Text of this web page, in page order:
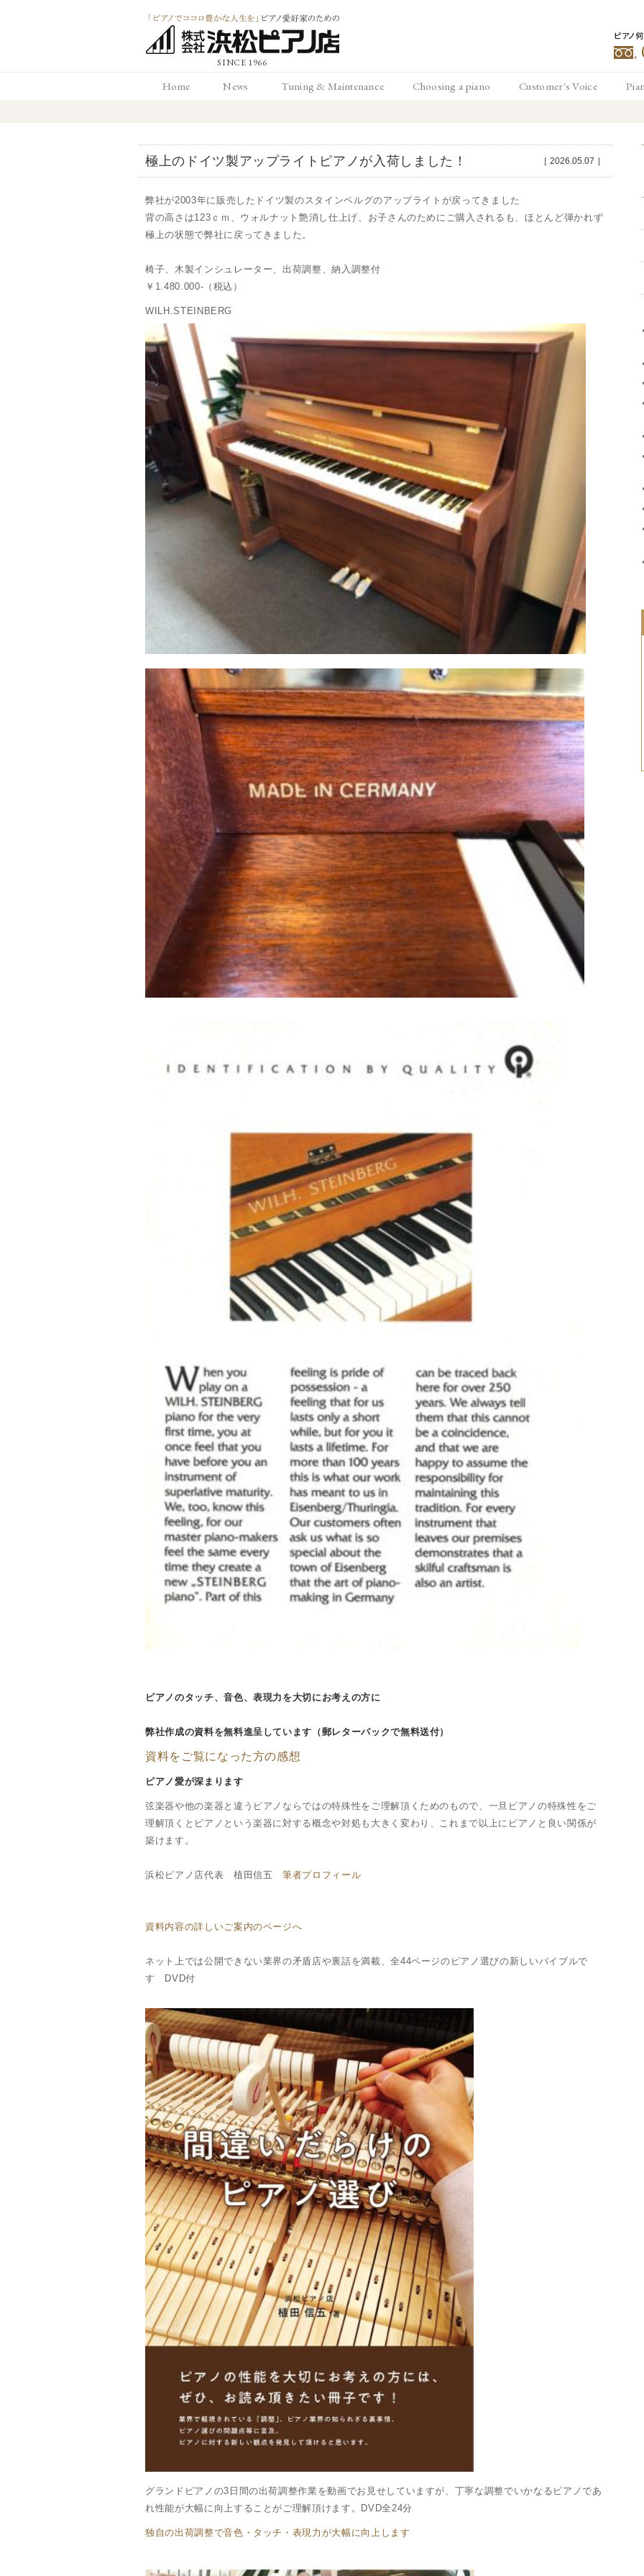
「ピアノでココロ豊
愛好家のための 浜松
ピアノ店
ピアノ
Home News Tuning & Maintenance Choosing a piano Customer's Voice
［ 2026.05.07 ］
極上のドイツ製アップライトピアノが入荷しました！
弊社が2003年に販売したドイツ製のスタインベルグのアップライトが戻ってきました
背の高さは123ｃｍ、ウォルナット艶消し仕上げ、お子さんのためにご購入されるも、ほとんど弾かれず
極上の状態で弊社に戻ってきました。
椅子、木製インシュレーター、出荷調整、納入調整付
￥1.480.000-（税込）
WILH.STEINBERG
ピアノのタッチ、音色、表現力を大切にお考えの方に
弊社作成の資料を無料進呈しています（郵レターパックで無料送付）
資料をご覧になった方の感想
ピアノ愛が深まります
弦楽器や他の楽器と違うピアノならではの特殊性をご理解頂くためのもので、一旦ピアノの特殊性をご
理解頂くとピアノという楽器に対する概念や対処も大きく変わり、これまで以上にピアノと良い関係が
築けます。
浜松ピアノ店代表 植田信五筆者プロフィール
資料内容の詳しいご案内のページへ
ネット上では公開できない業界の矛盾店や裏話を満載、全44ページのピアノ選びの新しいバイブルで
す DVD付
グランドピアノの3日間の出荷調整作業を動画でお見せしていますが、丁寧な調整でいかなるピアノであ
れ性能が大幅に向上することがご理解頂けます。DVD全24分
独自の出荷調整で音色・タッチ・表現力が大幅に向上します